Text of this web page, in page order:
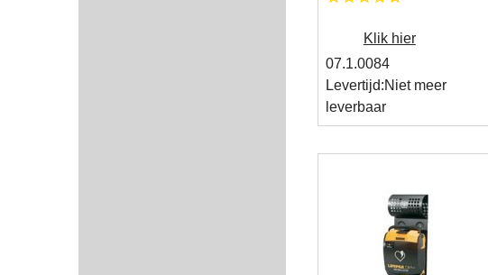
Klik hier
07.1.0084
Levertijd:Niet meer
leverbaar